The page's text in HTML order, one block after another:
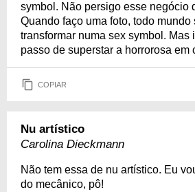
symbol. Não persigo esse negócio
Quando faço uma foto, todo mundo
transformar numa sex symbol. Mas
passo de superstar a horrorosa em
COPIAR
Nu artístico
Carolina Dieckmann
Não tem essa de nu artístico. Eu
do mecânico, pô!